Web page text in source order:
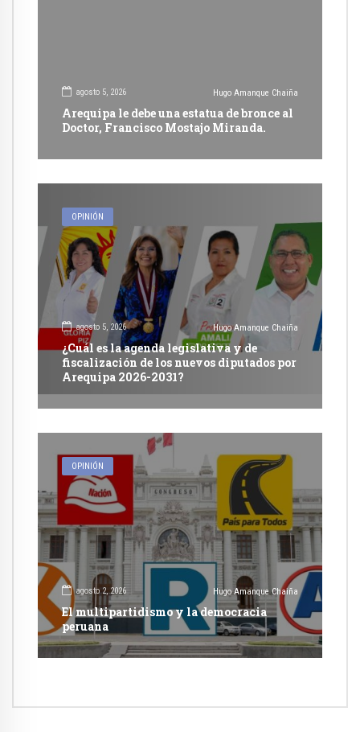
agosto 5, 2026 Hugo Amanque Chaiña
Arequipa le debe una estatua de bronce al
Doctor, Francisco Mostajo Miranda.
OPINIÓN
agosto 5, 2026 Hugo Amanque Chaiña
¿Cuál es la agenda legislativa y de
fiscalización de los nuevos diputados por
Arequipa 2026-2031?
OPINIÓN
agosto 2, 2026 Hugo Amanque Chaiña
El multipartidismo y la democracia
peruana